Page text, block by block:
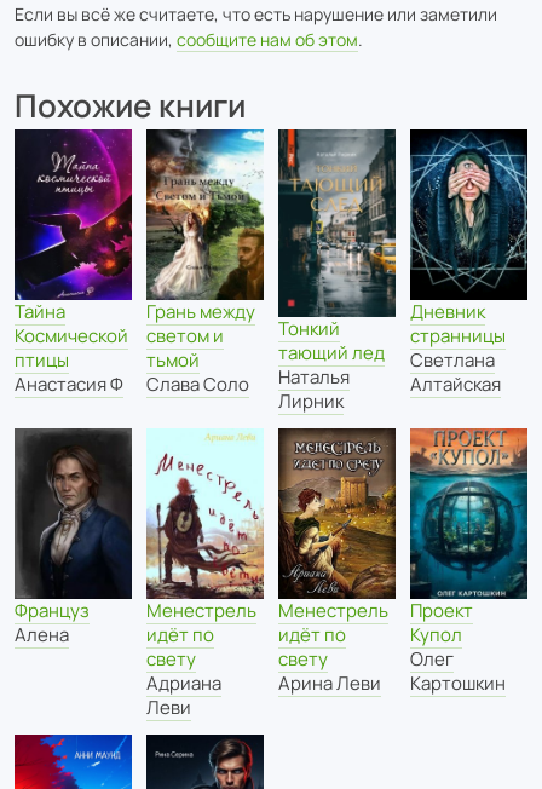
Если вы всё же считаете, что есть нарушение или заметили
ошибку в описании, сообщите нам об этом.
Похожие книги
Тайна
Космической
птицы
Анастасия Ф
Грань между
светом и
тьмой
Слава Соло
Тонкий
тающий лед
Наталья
Лирник
Дневник
странницы
Светлана
Алтайская
Француз
Алена
Менестрель
идёт по
свету
Адриана
Леви
Менестрель
идёт по
свету
Арина Леви
Проект
Купол
Олег
Картошкин